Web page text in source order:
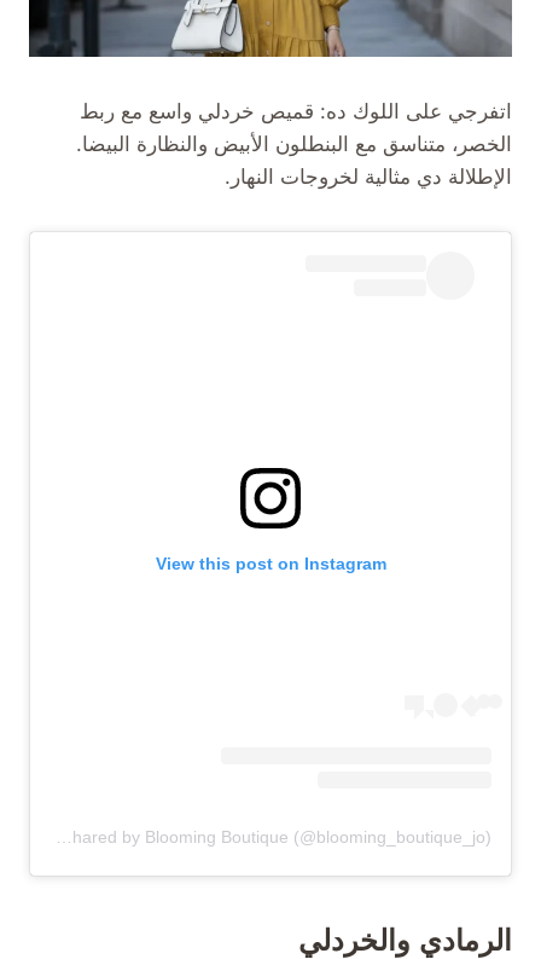
اتفرجي على اللوك ده: قميص خردلي واسع مع ربط
الخصر، متناسق مع البنطلون الأبيض والنظارة البيضا.
الإطلالة دي مثالية لخروجات النهار.
View this post on Instagram
الرمادي والخردلي